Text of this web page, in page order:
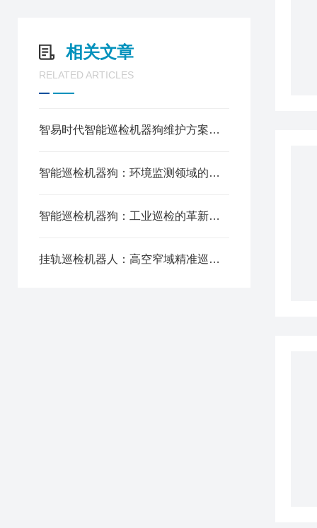
相关文章
RELATED ARTICLES
智易时代智能巡检机器狗维护方案：科学养护延长使用寿命
智能巡检机器狗：环境监测领域的创新利器
智能巡检机器狗：工业巡检的革新力量
挂轨巡检机器人：高空窄域精准巡检，筑牢工业场景安全防线